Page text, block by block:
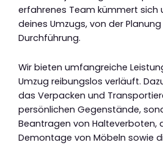
erfahrenes Team kümmert sich
deines Umzugs, von der
Durchführung.
Wir bieten umfangreiche
Umzug reibungslos verläuft.
das Verpacken und
persönlichen Gegenstände,
Beantragen von Halteverboten,
Demontage von Möbeln sowie